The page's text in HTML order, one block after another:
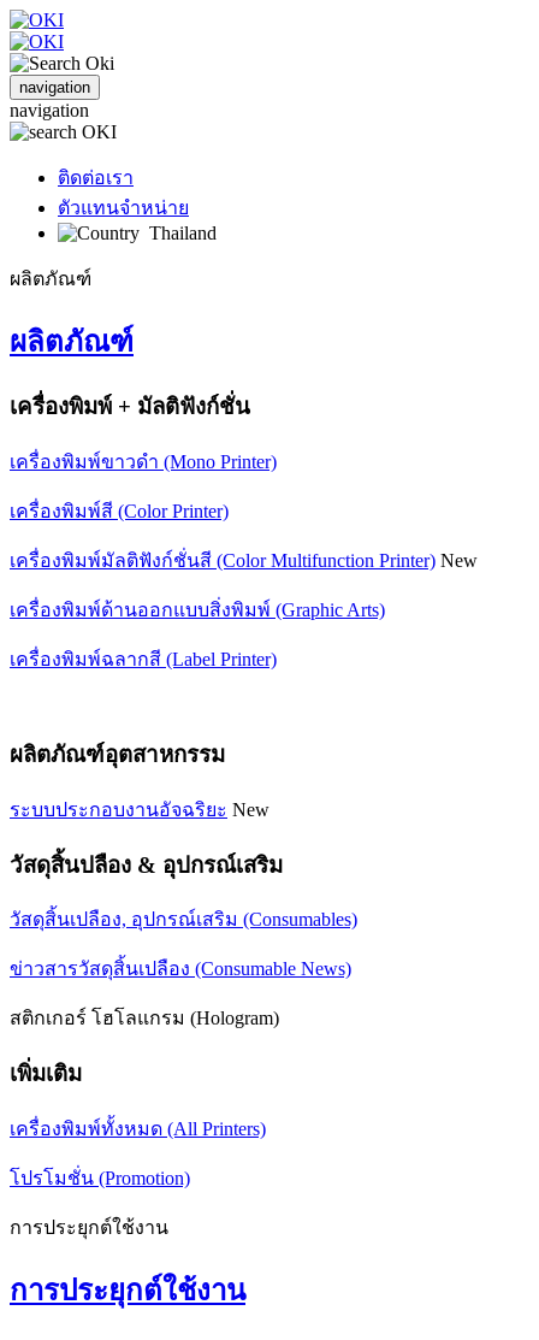
navigation
navigation
ติดต่อเรา
ตัวแทนจำหน่าย
Thailand
ผลิตภัณฑ์
ผลิตภัณฑ์
เครื่องพิมพ์ + มัลติฟังก์ชั่น
เครื่องพิมพ์ขาวดำ (Mono Printer)
เครื่องพิมพ์สี (Color Printer)
เครื่องพิมพ์มัลติฟังก์ชั่นสี (Color Multifunction Printer) New
เครื่องพิมพ์ด้านออกแบบสิ่งพิมพ์ (Graphic Arts)
เครื่องพิมพ์ฉลากสี (Label Printer)
ผลิตภัณฑ์อุตสาหกรรม
ระบบประกอบงานอัจฉริยะ New
วัสดุสิ้นปลือง & อุปกรณ์เสริม
วัสดุสิ้นเปลือง, อุปกรณ์เสริม (Consumables)
ข่าวสารวัสดุสิ้นเปลือง (Consumable News)
สติกเกอร์ โฮโลแกรม (Hologram)
เพิ่มเติม
เครื่องพิมพ์ทั้งหมด (All Printers)
โปรโมชั่น (Promotion)
การประยุกต์ใช้งาน
การประยุกต์ใช้งาน